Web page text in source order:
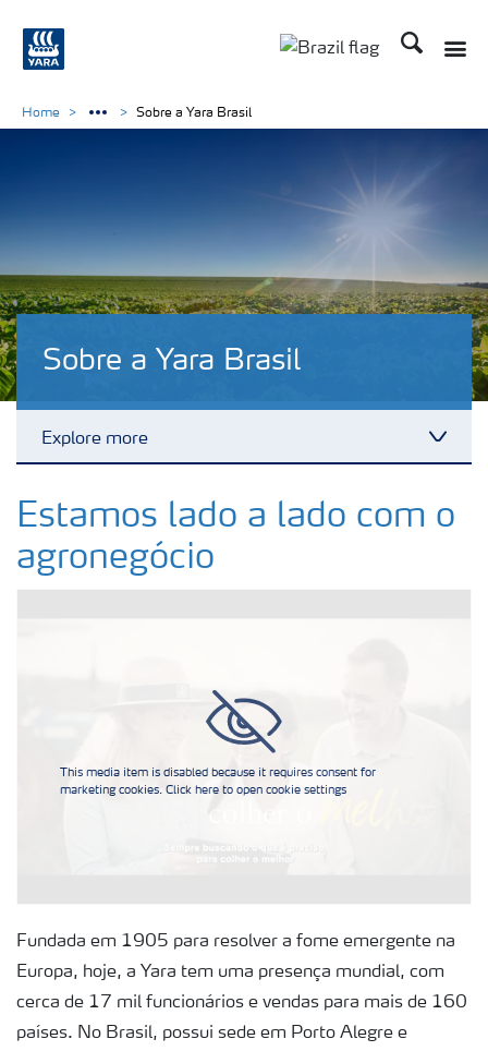
Busca
Sobre a Yara Brasil
Explore more
Ética e conformidade
Sobre a Yara Brasil
Conheça nosso YBBS
Certificações
Home Sobre a Yara Brasil
Estamos lado a lado com o
agronegócio
This media item is disabled because it requires consent for
marketing cookies. Click here to open cookie settings
Fundada em 1905 para resolver a fome emergente na
Europa, hoje, a Yara tem uma presença mundial, com
cerca de 17 mil funcionários e vendas para mais de 160
países. No Brasil, possui sede em Porto Alegre e